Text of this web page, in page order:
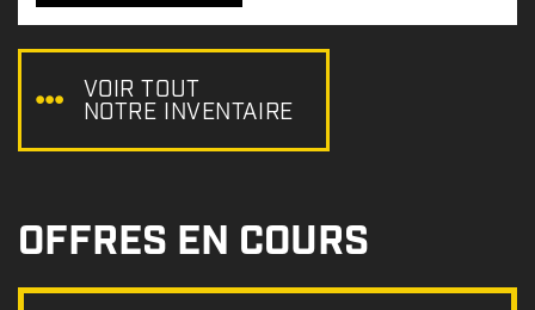
x
VOIR TOUT
NOTRE INVENTAIRE
OFFRES EN COURS